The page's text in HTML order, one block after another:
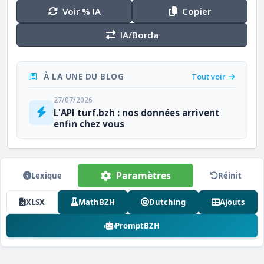
Voir % IA
Copier
IA/Borda
À LA UNE DU BLOG Tout voir
27/07/2026
L'API turf.bzh : nos données arrivent
enfin chez vous
Lexique Paramètres Réinit
XLSX MathBZH Dutching Ajouts
PromptBZH